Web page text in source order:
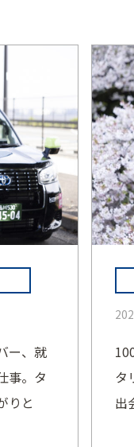
ー、就
事。タ
りと
タ
出